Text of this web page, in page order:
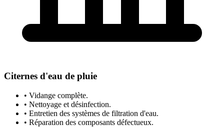
Citernes d'eau de pluie
• Vidange complète.
• Nettoyage et désinfection.
• Entretien des systèmes de filtration d'eau.
• Réparation des composants défectueux.